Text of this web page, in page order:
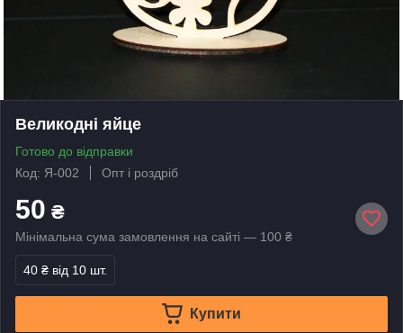
Великодні яйце
Готово до відправки
Код: Я-002
Опт і роздріб
50 ₴
Мінімальна сума замовлення на сайті — 100 ₴
40 ₴ від 10 шт.
Купити